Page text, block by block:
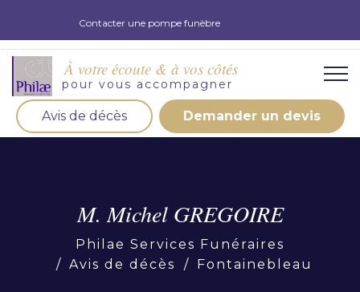
Contacter une pompe funèbre
À votre écoute & à vos côtés
pour vous accompagner
Avis de décès Demander un devis
dans les meilleurs délais.
Demander un devis obsèques
M. Michel GREGOIRE
Philae Services Funéraires
Avis de décès
Fontainebleau